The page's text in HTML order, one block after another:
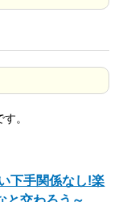
。
下手関係なし!楽